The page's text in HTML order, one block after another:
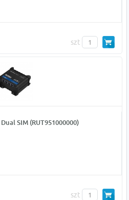
szt
SIM (RUT951000000)
szt